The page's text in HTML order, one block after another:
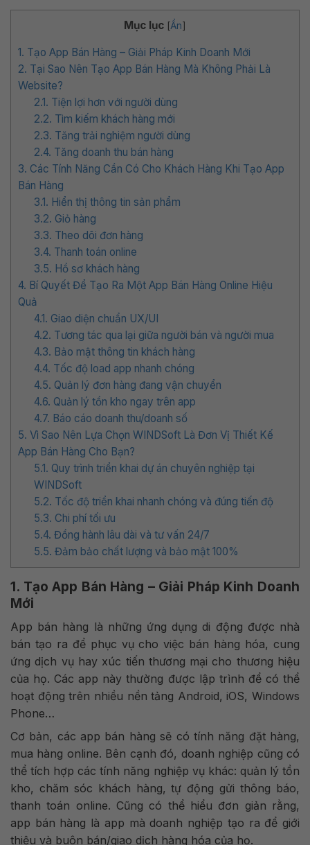
Mục lục [Ẩn]
1. Tạo App Bán Hàng – Giải Pháp Kinh Doanh Mới
2. Tại Sao Nên Tạo App Bán Hàng Mà Không Phải Là
Website?
2.1. Tiện lợi hơn với người dùng
2.2. Tìm kiếm khách hàng mới
2.3. Tăng trải nghiệm người dùng
2.4. Tăng doanh thu bán hàng
3. Các Tính Năng Cần Có Cho Khách Hàng Khi Tạo App
Bán Hàng
3.1. Hiển thị thông tin sản phẩm
3.2. Giỏ hàng
3.3. Theo dõi đơn hàng
3.4. Thanh toán online
3.5. Hồ sơ khách hàng
4. Bí Quyết Để Tạo Ra Một App Bán Hàng Online Hiệu
Quả
4.1. Giao diện chuẩn UX/UI
4.2. Tương tác qua lại giữa người bán và người mua
4.3. Bảo mật thông tin khách hàng
4.4. Tốc độ load app nhanh chóng
4.5. Quản lý đơn hàng đang vận chuyển
4.6. Quản lý tồn kho ngay trên app
4.7. Báo cáo doanh thu/doanh số
5. Vì Sao Nên Lựa Chọn WINDSoft Là Đơn Vị Thiết Kế
App Bán Hàng Cho Bạn?
5.1. Quy trình triển khai dự án chuyên nghiệp tại
WINDSoft
5.2. Tốc độ triển khai nhanh chóng và đúng tiến độ
5.3. Chi phí tối ưu
5.4. Đồng hành lâu dài và tư vấn 24/7
5.5. Đảm bảo chất lượng và bảo mật 100%
1. Tạo App Bán Hàng – Giải Pháp Kinh Doanh
Mới
App bán hàng là những ứng dụng di động được nhà
bán tạo ra để phục vụ cho việc bán hàng hóa, cung
ứng dịch vụ hay xúc tiến thương mại cho thương hiệu
của họ. Các app này thường được lập trình để có thể
hoạt động trên nhiều nền tảng Android, iOS, Windows
Phone…
Cơ bản, các app bán hàng sẽ có tính năng đặt hàng,
mua hàng online. Bên cạnh đó, doanh nghiệp cũng có
thể tích hợp các tính năng nghiệp vụ khác: quản lý tồn
kho, chăm sóc khách hàng, tự động gửi thông báo,
thanh toán online. Cũng có thể hiểu đơn giản rằng,
app bán hàng là app mà doanh nghiệp tạo ra để giới
thiệu và buôn bán/giao dịch hàng hóa của họ.